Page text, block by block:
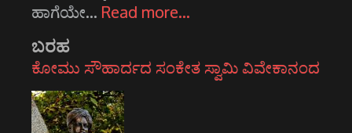
ಹಾಗೆಯೇ… Read more…
ಬರಹ
ಕೋಮು ಸೌಹಾರ್ದದ ಸಂಕೇತ ಸ್ವಾಮಿ ವಿವೇಕಾನಂದ